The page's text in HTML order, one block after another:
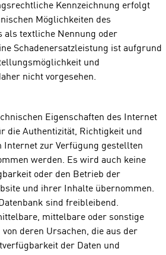
Kennzeichnung erfolgt
Möglichkeiten des
als textliche Nennung oder
Schadenersatzleistung ist aufgrund
und
nicht vorgesehen.
Eigenschaften des Internet
die Authentizität, Richtigkeit und
Internet zur Verfügung gestellten
werden. Es wird auch keine
oder den Betrieb der
und ihrer Inhalte übernommen.
sind freibleibend.
mittelbare oder sonstige
von deren Ursachen, die aus der
der Daten und